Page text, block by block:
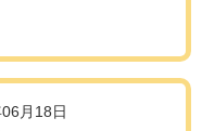
月18日